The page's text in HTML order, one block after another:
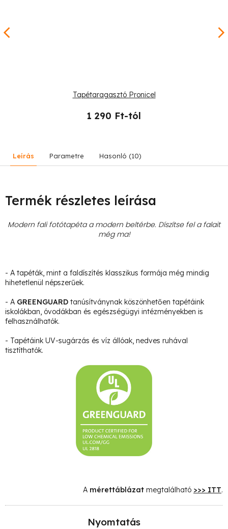
Tapétaragasztó Pronicel
1 290 Ft-tól
Leírás Parametre Hasonló (10)
Termék részletes leírása
Modern fali fotótapéta a modern beltérbe. Díszítse fel a falait
még ma!
- A tapéták, mint a faldíszítés klasszikus formája még mindig
hihetetlenül népszerűek.
- A GREENGUARD tanúsítványnak köszönhetően tapétáink
iskolákban, óvodákban és egészségügyi intézményekben is
felhasználhatók.
- Tapétáink UV-sugárzás és víz állóak, nedves ruhával
tisztíthatók.
A mérettáblázat megtalálható >>> ITT.
Nyomtatás